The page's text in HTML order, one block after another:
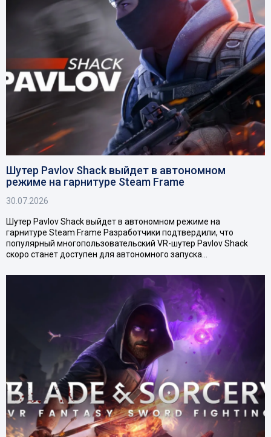
Шутер Pavlov Shack выйдет в автономном
режиме на гарнитуре Steam Frame
30.07.2026
Шутер Pavlov Shack выйдет в автономном режиме на
гарнитуре Steam Frame Разработчики подтвердили, что
популярный многопользовательский VR-шутер Pavlov Shack
скоро станет доступен для автономного запуска…